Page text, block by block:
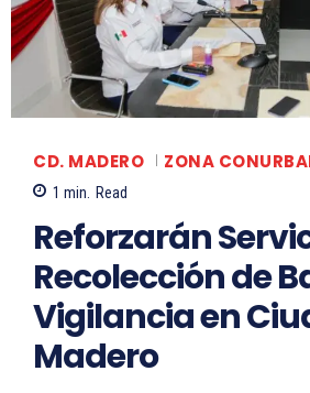
CD. MADERO ZONA
1 min. Read
Reforzarán
Recolección de
Vigilancia en
Madero